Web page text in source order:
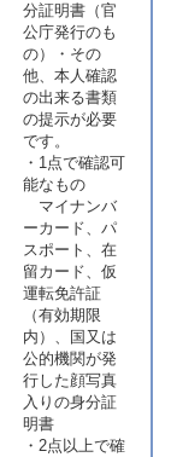
分証明書（官
公庁発行のも
の）・その
他、本人確認
の出来る書類
の提示が必要
です。
・1点で確認可
能なもの
マイナンバ
ーカード、パ
スポート、在
留カード、仮
運転免許証
（有効期限
内）、国又は
公的機関が発
行した顔写真
入りの身分証
明書
・2点以上で確